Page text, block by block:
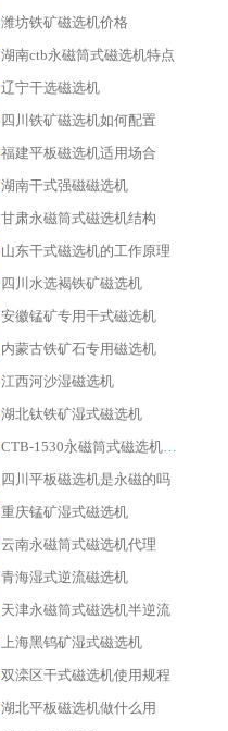
潍坊铁矿磁选机价格
湖南ctb永磁筒式磁选机特点
辽宁干选磁选机
四川铁矿磁选机如何配置
福建平板磁选机适用场合
湖南干式强磁磁选机
甘肃永磁筒式磁选机结构
山东干式磁选机的工作原理
四川水选褐铁矿磁选机
安徽锰矿专用干式磁选机
内蒙古铁矿石专用磁选机
江西河沙湿磁选机
湖北钛铁矿湿式磁选机
CTB-1530永磁筒式磁选机代理商
四川平板磁选机是永磁的吗
重庆锰矿湿式磁选机
云南永磁筒式磁选机代理
青海湿式逆流磁选机
天津永磁筒式磁选机半逆流
上海黑钨矿湿式磁选机
双滦区干式磁选机使用规程
湖北平板磁选机做什么用